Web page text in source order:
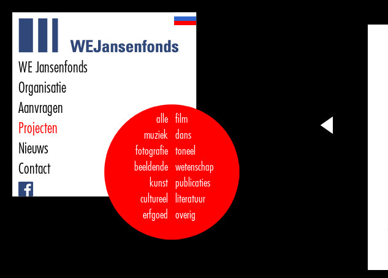
WE Jansenfonds
Organisatie
Aanvragen
Projecten
Nieuws
Contact
alle
muziek
fotografie
beeldende
kunst
cultureel
erfgoed
film
dans
toneel
wetenschap
publicaties
literatuur
overig